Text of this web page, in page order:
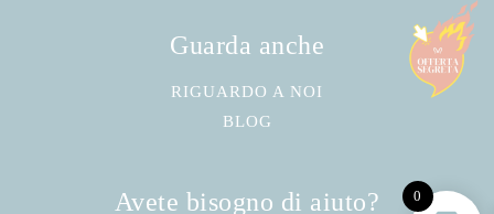
Guarda anche
RIGUARDO A NOI
BLOG
Avete bisogno di aiuto? 0